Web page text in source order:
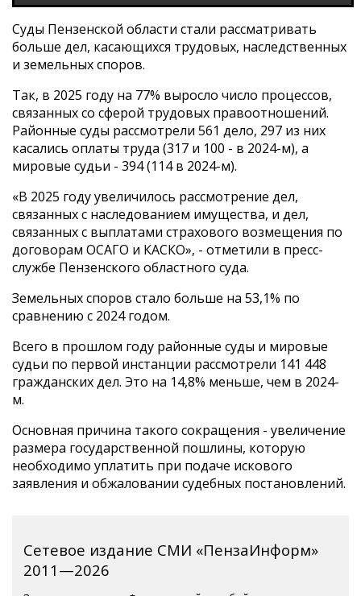
Суды Пензенской области стали рассматривать
больше дел, касающихся трудовых, наследственных
и земельных споров.
Так, в 2025 году на 77% выросло число процессов,
связанных со сферой трудовых правоотношений.
Районные суды рассмотрели 561 дело, 297 из них
касались оплаты труда (317 и 100 - в 2024-м), а
мировые судьи - 394 (114 в 2024-м).
«В 2025 году увеличилось рассмотрение дел,
связанных с наследованием имущества, и дел,
связанных с выплатами страхового возмещения по
договорам ОСАГО и КАСКО», - отметили в пресс-
службе Пензенского областного суда.
Земельных споров стало больше на 53,1% по
сравнению с 2024 годом.
Всего в прошлом году районные суды и мировые
судьи по первой инстанции рассмотрели 141 448
гражданских дел. Это на 14,8% меньше, чем в 2024-
м.
Основная причина такого сокращения - увеличение
размера государственной пошлины, которую
необходимо уплатить при подаче искового
заявления и обжаловании судебных постановлений.
Сетевое издание СМИ «ПензаИнформ»
2011—2026